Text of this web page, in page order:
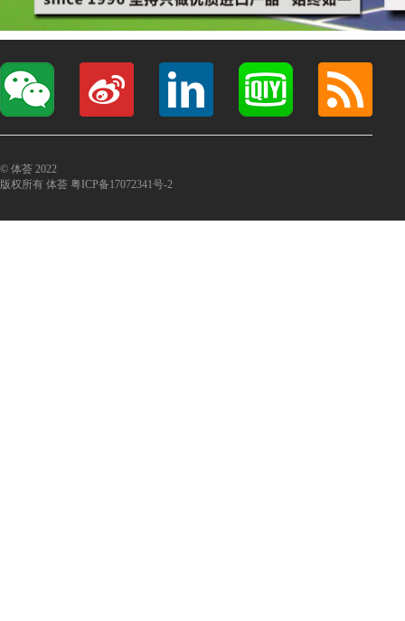
© 体荟 2022
版权所有 体荟 粤ICP备17072341号-2